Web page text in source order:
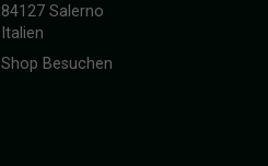
84127 Salerno
Italien
Shop Besuchen